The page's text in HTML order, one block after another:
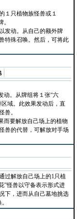
１只植物族怪兽或１
发动。从自己的额外牌
特殊召唤。然后，可将此
动。从牌组将１张“六
域。此效果发动后，直
兽。
而要解放自己场上的植物
兽的代替，可解放对手场
过解放自己场上的1只植
”怪兽以守备表示形式进
下，进而从自己墓地挑选